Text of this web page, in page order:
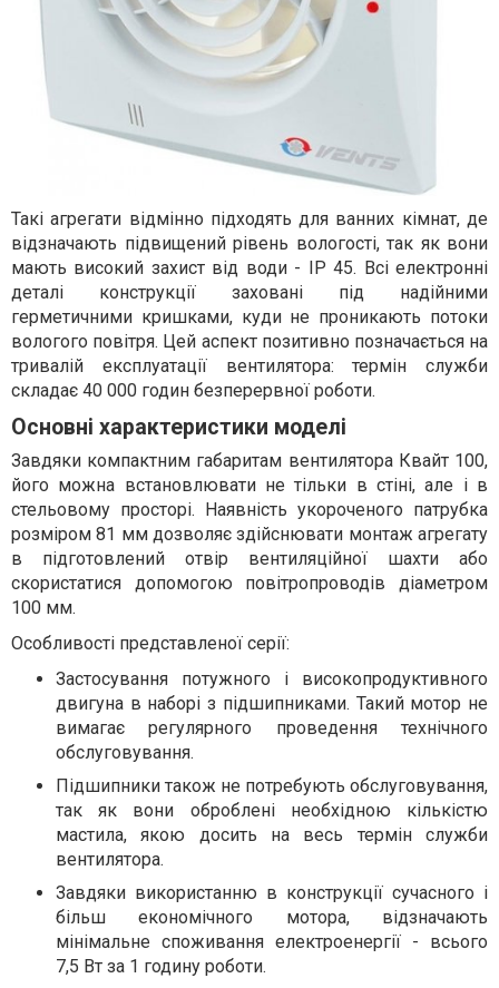
Такі агрегати відмінно підходять для ванних кімнат, де
відзначають підвищений рівень вологості, так як вони
мають високий захист від води - IP 45. Всі електронні
деталі конструкції заховані під надійними
герметичними кришками, куди не проникають потоки
вологого повітря. Цей аспект позитивно позначається на
тривалій експлуатації вентилятора: термін служби
складає 40 000 годин безперервної роботи.
Основні характеристики моделі
Завдяки компактним габаритам вентилятора Квайт 100,
його можна встановлювати не тільки в стіні, але і в
стельовому просторі. Наявність укороченого патрубка
розміром 81 мм дозволяє здійснювати монтаж агрегату
в підготовлений отвір вентиляційної шахти або
скористатися допомогою повітропроводів діаметром
100 мм.
Особливості представленої серії:
Застосування потужного і високопродуктивного
двигуна в наборі з підшипниками. Такий мотор не
вимагає регулярного проведення технічного
обслуговування.
Підшипники також не потребують обслуговування,
так як вони оброблені необхідною кількістю
мастила, якою досить на весь термін служби
вентилятора.
Завдяки використанню в конструкції сучасного і
більш економічного мотора, відзначають
мінімальне споживання електроенергії - всього
7,5 Вт за 1 годину роботи.